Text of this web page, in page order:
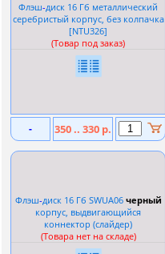
Флэш-диск 16 Гб металлический
серебристый корпус, без колпачка
[NTU326]
(Товар под заказ)
- 350 .. 330 р.
Флэш-диск 16 Гб SWUA06 черный
корпус, выдвигающийся
коннектор (слайдер)
(Товара нет на складе)